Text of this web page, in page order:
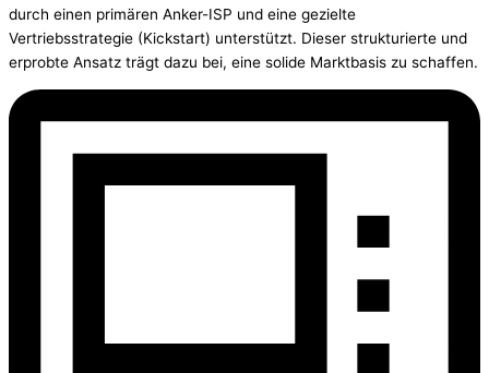
durch einen primären Anker-ISP und eine gezielte
Vertriebsstrategie (Kickstart) unterstützt. Dieser strukturierte und
erprobte Ansatz trägt dazu bei, eine solide Marktbasis zu schaffen.